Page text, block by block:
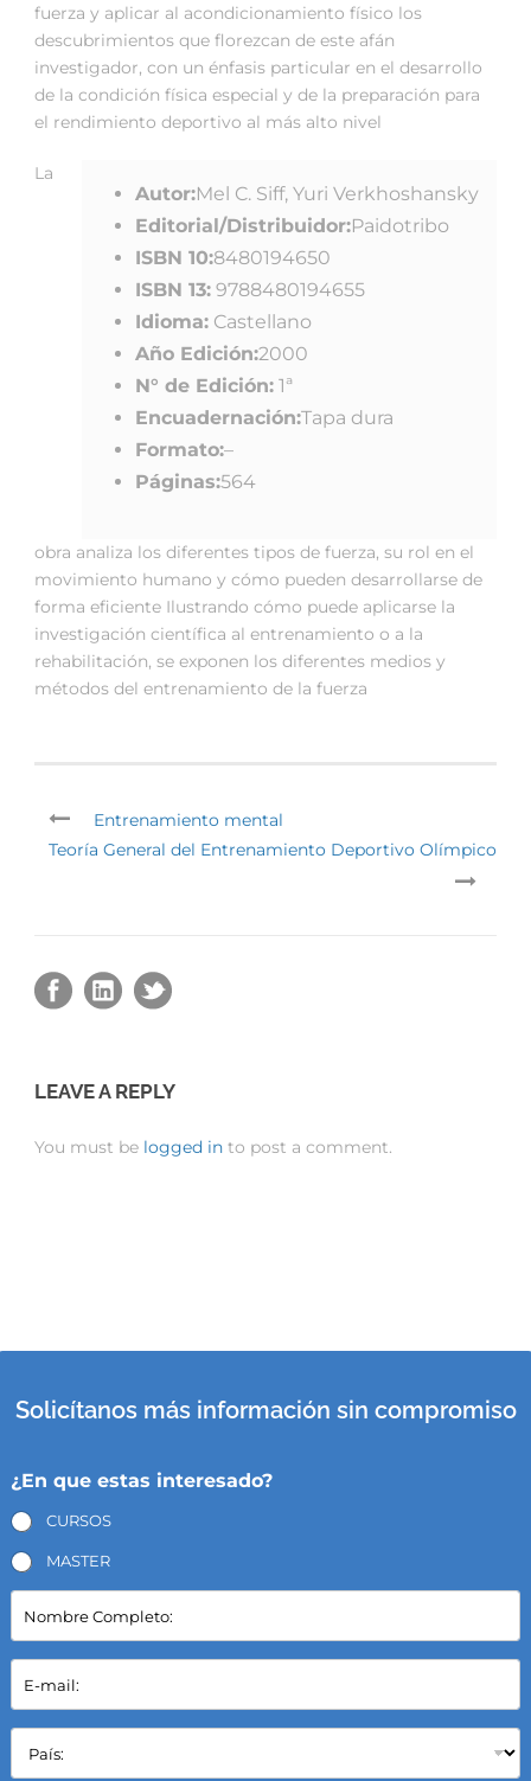
fuerza y aplicar al acondicionamiento físico los
descubrimientos que florezcan de este afán
investigador, con un énfasis particular en el desarrollo
de la condición física especial y de la preparación para
el rendimiento deportivo al más alto nivel
Autor:Mel C. Siff, Yuri Verkhoshansky
Editorial/Distribuidor:Paidotribo
ISBN 10:8480194650
ISBN 13: 9788480194655
Idioma: Castellano
Año Edición:2000
N° de Edición: 1ª
Encuadernación:Tapa dura
Formato:–
Páginas:564
La
obra analiza los diferentes tipos de fuerza, su rol en el
movimiento humano y cómo pueden desarrollarse de
forma eficiente Ilustrando cómo puede aplicarse la
investigación científica al entrenamiento o a la
rehabilitación, se exponen los diferentes medios y
métodos del entrenamiento de la fuerza
Entrenamiento mental
Teoría General del Entrenamiento Deportivo Olímpico
LEAVE A REPLY
You must be logged in to post a comment.
Solicítanos más información sin compromiso
¿En que estas interesado?
CURSOS
MASTER
N
m
b
e
C
E
m
a
P